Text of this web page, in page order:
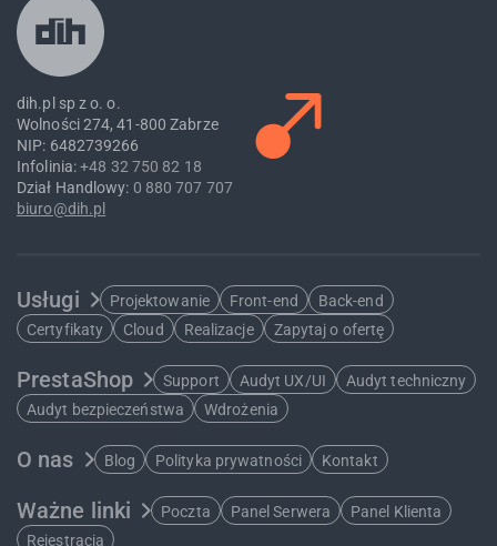
dih.pl sp z o. o.
Wolności 274, 41-800 Zabrze
NIP: 6482739266
Infolinia:+48 32 750 82 18
Dział Handlowy: 0 880 707 707
biuro@dih.pl
Usługi Projektowanie Front-end
Back-end
Certyfikaty
Cloud Realizacje Zapytaj o ofertę
PrestaShop Support Audyt UX/UI
Audyt techniczny
Audyt bezpieczeństwa
Wdrożenia
O nas Blog Polityka prywatności Kontakt
Ważne linki Poczta Panel Serwera
Panel Klienta
Rejestracja